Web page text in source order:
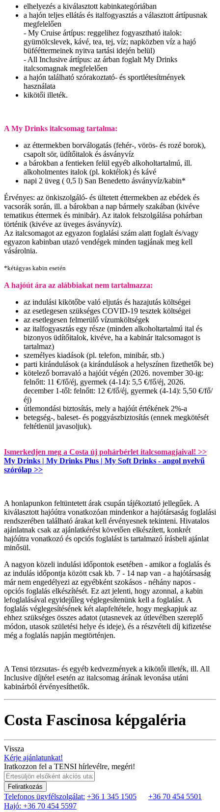
elhelyezés a kiválasztott kabinkategóriában
a hajón teljes ellátás és italfogyasztás a választott ártípusnak
megfelelően
- My Cruise ártípus: reggelihez fogyasztható italok:
gyümölcslevek, kávé, tea, tej, víz; napközben víz a hajó
büfééttermeinek nyitva tartási idején belül)
- All Inclusive ártípus: az árban foglalt My Drinks
italcsomagnak megfelelően
a hajón található szórakoztató- és sportlétesítmények
használata
kikötői illeték.
A My Drinks italcsomag tartalma:
az éttermekben borválogatás (fehér-, vörös- és rozé borok),
csapolt sör, üdítőitalok és ásványvíz
a bárokban a fentieken felül egyéb alkoholtartalmú, ill.
alkoholmentes italok (pl. koktélok) és kávé
napi 2 üveg ( 0,5 l) San Benedetto ásványvíz/kabin*
Érvényes: az önkiszolgáló- és ültetett éttermekben az ebédek és
vacsorák során, ill. a bárokban a nap bármely szakában (kivéve
tematikus éttermek és minibár). Az italok felszolgálása pohárban
történik (kivéve az üveges ásványvíz).
Az italcsomagot az egyazon foglalási szám alatt foglalt és/vagy
egyazon kabinban utazó vendégek minden tagjának meg kell
vásárolnia.
*kétágyas kabin esetén
A hajóút ára az alábbiakat nem tartalmazza:
az indulási kikötőbe való eljutás és hazajutás költségei
az esetlegesen szükséges COVID-19 tesztek költségei
az esetlegesen felmerülő vízumköltségek
az italfogyasztás egy része (minden alkoholtartalmú ital és
bizonyos üdítőitalok, kivéve, ha a kabinár italcsomagot is
tartalmaz)
személyes kiadások (pl. telefon, minibár, stb.)
parti kirándulások (a kirándulások a helyszínen fizethetők be)
kötelező borravaló a hajóút végén (2026. november 30-ig:
felnőtt: 11 €/fő/éj, gyermek (4-14): 5,5 €/fő/éj, 2026.
december 1-től: felnőtt: 12 €/fő/éj, gyermek (4-14): 5,50 €/fő/
éj)
útlemondási biztosítás, mely a hajóút értékének 2%-a
betegség-, baleset- és poggyászbiztosítás (ennek megkötését
feltétlenül javasoljuk).
Ismerkedjen meg a Costa új pohárbérlet italcsomagjaival! >>
My Drinks | My Drinks Plus | My Soft Drinks - angol nyelvű
szórólap >>
A honlapunkon feltüntetett árak csupán tájékoztató jellegűek. A
kiválasztott hajóútra vonatkozóan mindenkor a hajótársaság foglalási
rendszerében található árakat kell érvényesnek tekinteni. Hivatalos
ajánlatnak csak az ajánlatkérést követően elkészített, konkrét
hajóútra vonatkozó és opciós foglalást is tartalmazó írásbeli ajánlat
minősül.
A nagyon közeli indulási időpontok esetében - amikor a foglalás és
az indulás időpontja között csak kb. 7 - 14 nap van - a hajótársaság
már nem engedélyezi az egyébként szokásos - néhány napos -
opciós foglalás elkészítését. Ez azt jelenti, hogy azonnal, a kabin
lefoglalásával egyidejűleg véglegesítenünk kell a foglalást. A
foglalás véglegesítésének két alapfeltétele, hogy megkapjuk az
ehhez szükséges összes adatot (utasnevek az útlevélben szereplő
módon, utasok születési helye és ideje), és a részvételi díj kifizetése
még a foglalás napján megtörténjen.
A Tensi törzsutas- és egyéb kedvezmények a kikötői illeték, ill. All
Inclusive díjtétel esetén az italcsomag árának levonása utáni
kabinárból érvényesíthetők.
Costa Fascinosa képgaléria
Vissza
Kérje ajánlatunkat!
Iratkozzon fel a TENSI hírlevélre, megéri!
Feliratkozás
Telefonos ügyfélszolgálat: +36 1 345 1505
+36 70 454 5501
Hajó: +36 70 454 5597